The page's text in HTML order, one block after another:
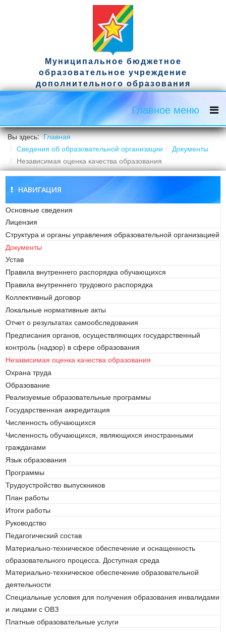
Муниципальное бюджетное
образовательное учреждение
дополнительного образования
спортивная школа имени гвардии
капитана Д.А. Ужвака
Официальный сайт
Главное меню
Вы здесь:Главная
Сведения об образовательной организации
Документы
Независимая оценка качества образования
НАВИГАЦИЯ
Основные сведения
Лицензия
Структура и органы управления образовательной организацией
Документы
Устав
Правила внутреннего распорядка обучающихся
Правила внутреннего трудового распорядка
Коллективный договор
Локальные нормативные акты
Отчет о результатах самообследования
Предписания органов, осуществляющих государственный
контроль (надзор) в сфере образования
Независимая оценка качества образования
Охрана труда
Образование
Реализуемые образовательные программы
Государственная аккредитация
Численность обучающихся
Численность обучающихся, являющихся иностранными
гражданами
Язык образования
Программы
Трудоустройство выпускников
План работы
Итоги работы
Руководство
Педагогический состав
Материально-техническое обеспечение и оснащенность
образовательного процесса. Доступная среда
Материально-техническое обеспечение образовательной
деятельности
Специальные условия для получения образования инвалидами
и лицами с ОВЗ
Платные образовательные услуги